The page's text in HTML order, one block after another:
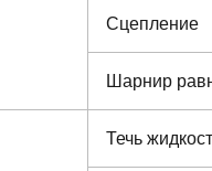
Сцепление
Шарнир
Течь